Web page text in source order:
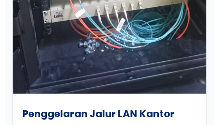
Penggelaran Jalur LAN Kantor